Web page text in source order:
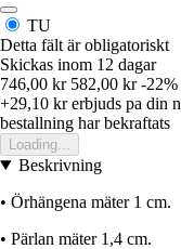
TU
Detta fält är obligatoriskt
Skickas inom 12 dagar
746,00 kr 582,00 kr -22%
+29,10 krerbjuds pa din
bestallning har bekraftats
Loading...
Beskrivning
• Örhängena mäter 1 cm.
• Pärlan mäter 1,4 cm.